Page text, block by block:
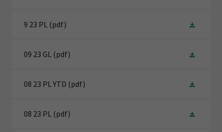
9 23 PL (pdf)
09 23 GL (pdf)
08 23 PL YTD (pdf)
08 23 PL (pdf)